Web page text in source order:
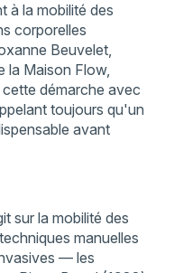
à la mobilité des
corporelles
Beuvelet,
la Maison Flow,
démarche avec
toujours qu'un
avant
sur la mobilité des
manuelles
— les